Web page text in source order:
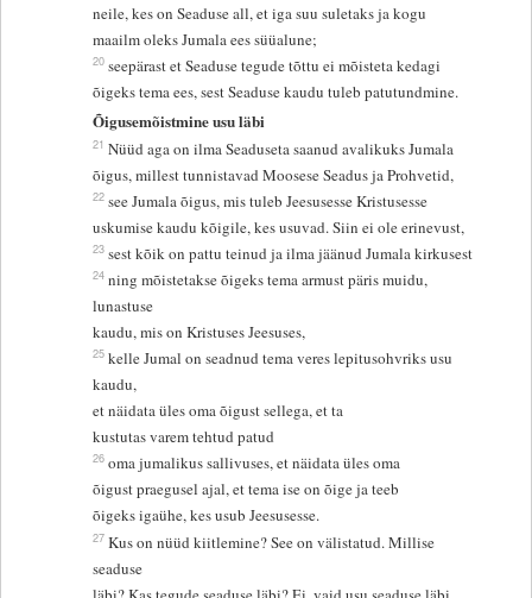
neile, kes on Seaduse all, et iga suu suletaks ja kogu
maailm oleks Jumala ees süüalune;
20 seepärast et Seaduse tegude tõttu ei mõisteta kedagi
õigeks tema ees, sest Seaduse kaudu tuleb patutundmine.
Õigusemõistmine usu läbi
21 Nüüd aga on ilma Seaduseta saanud avalikuks Jumala
õigus, millest tunnistavad Moosese Seadus ja Prohvetid,
22 see Jumala õigus, mis tuleb Jeesusesse Kristusesse
uskumise kaudu kõigile, kes usuvad. Siin ei ole erinevust,
23 sest kõik on pattu teinud ja ilma jäänud Jumala kirkusest
24 ning mõistetakse õigeks tema armust päris muidu,
lunastuse
kaudu, mis on Kristuses Jeesuses,
25 kelle Jumal on seadnud tema veres lepitusohvriks usu
kaudu,
et näidata üles oma õigust sellega, et ta
kustutas varem tehtud patud
26 oma jumalikus sallivuses, et näidata üles oma
õigust praegusel ajal, et tema ise on õige ja teeb
õigeks igaühe, kes usub Jeesusesse.
27 Kus on nüüd kiitlemine? See on välistatud. Millise
seaduse